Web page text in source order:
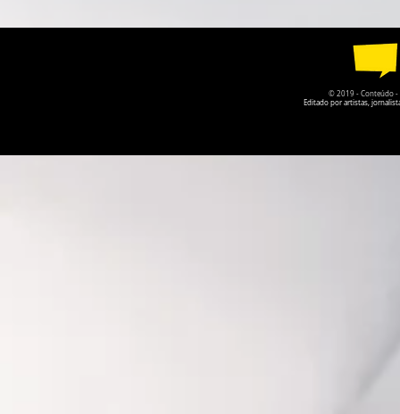
AGOSTO
O
© 2019 - Conteúdo -
Editado por artistas,